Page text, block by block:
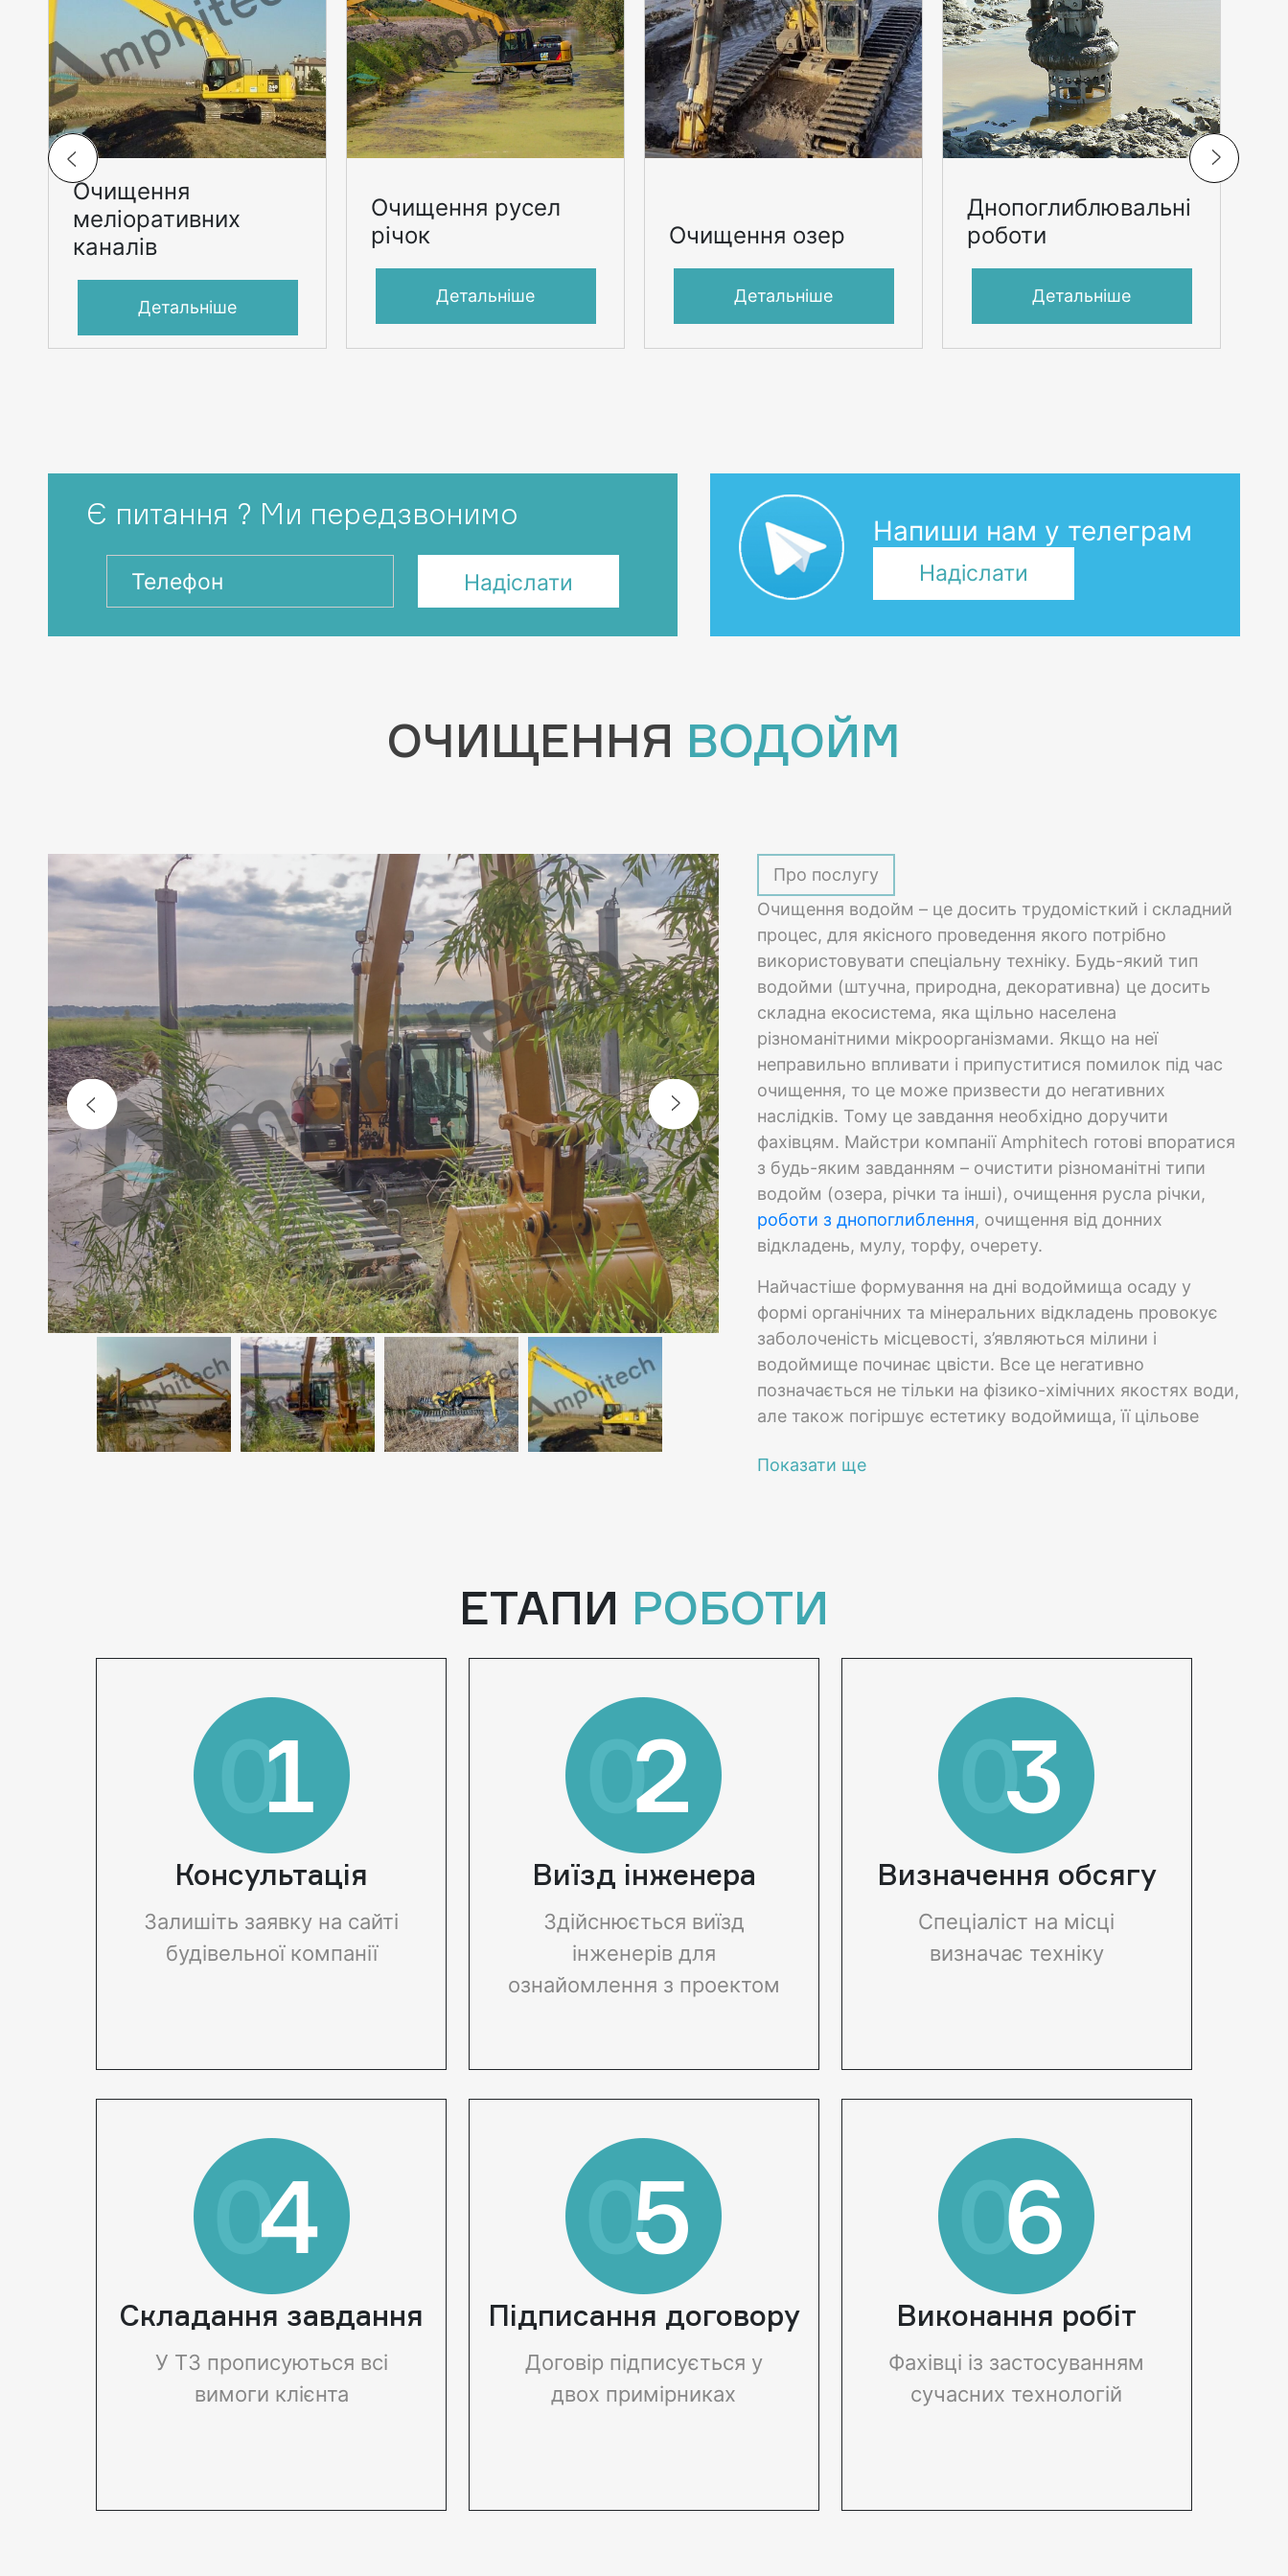
Очищення
меліоративних
каналів
Детальніше
Очищення русел
річок
Детальніше
Очищення озер
Детальніше
Днопоглиблювальні
роботи
Детальніше
Є питання ? Ми передзвонимо Напиши нам у телеграм
Надіслати
ОЧИЩЕННЯ ВОДОЙМ
Про послугу
Очищення водойм – це досить трудомісткий і складний
процес, для якісного проведення якого потрібно
використовувати спеціальну техніку. Будь-який тип
водойми (штучна, природна, декоративна) це досить
складна екосистема, яка щільно населена
різноманітними мікроорганізмами. Якщо на неї
неправильно впливати і припуститися помилок під час
очищення, то це може призвести до негативних
наслідків. Тому це завдання необхідно доручити
фахівцям. Майстри компанії Amphitech готові впоратися
з будь-яким завданням – очистити різноманітні типи
водойм (озера, річки та інші), очищення русла річки,
роботи з днопоглиблення, очищення від донних
відкладень, мулу, торфу, очерету.
Найчастіше формування на дні водоймища осаду у
формі органічних та мінеральних відкладень провокує
заболоченість місцевості, з’являються мілини і
водоймище починає цвісти. Все це негативно
позначається не тільки на фізико-хімічних якостях води,
але також погіршує естетику водоймища, її цільове
малоефективним. Вирішити цю проблему можна за
якості очищення та швидкості роботи.
ПОСЛУГИ З
ОЧИЩЕННЯ
ВОДОЙМ
Очищення
Озеро зі слаботочною
або застояною водою
випадку водна
рослинність сильно
замулюватися. Найчастіше
санітарне очищення
рік. Глибоке прибирання
повинно проводитися не
рідше ніж 1 раз на 10
років. Очищення озера
грамотно з огляду на
видалити всю
Очищення
русел річок
Очищення берегів та дня
вирішувати, щоб
зберегти належний
функціональність
водойми. За допомогою
очищення русла річок
вдасться позбутися
забруднень, засмічення,
замулювання, здійснити
днопоглиблення
фарватеру, відновити
судноплавні ділянки,
очищення берега від
ресурсів. Якщо
ЕТАПИ РОБОТИ
Консультація
Залишіть заявку на сайті
будівельної компанії
Виїзд інженера
Здійснюється виїзд
інженерів для
ознайомлення з проектом
Визначення обсягу
Спеціаліст на місці
визначає техніку
Складання завдання
У ТЗ прописуються всі
вимоги клієнта
Підписання договору
Договір підписується у
двох примірниках
Виконання робіт
Фахівці із застосуванням
сучасних технологій